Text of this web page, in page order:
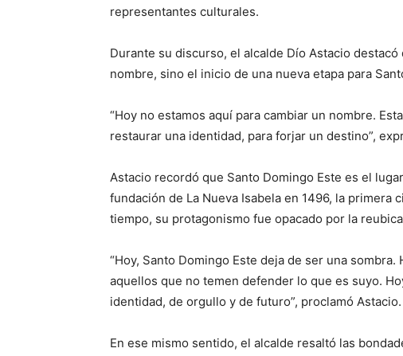
representantes culturales.
Durante su discurso, el alcalde Dío Astacio
nombre, sino el inicio de una nueva etapa para
“Hoy no estamos aquí para cambiar un nombre.
restaurar una identidad, para forjar un destino”,
Astacio recordó que Santo Domingo Este es el
fundación de La Nueva Isabela en 1496, la primera
tiempo, su protagonismo fue opacado por la
“Hoy, Santo Domingo Este deja de ser una
aquellos que no temen defender lo que es suyo.
identidad, de orgullo y de futuro”, proclamó Astacio.
En ese mismo sentido, el alcalde resaltó las